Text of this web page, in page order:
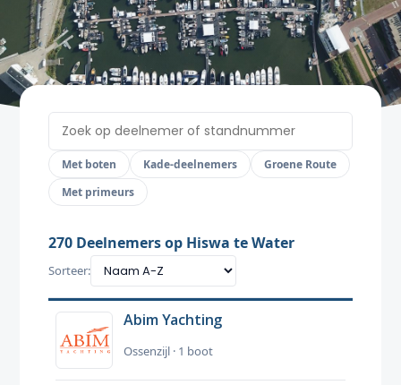
Met boten Kade-deelnemers
Groene Route
Met primeurs
270 Deelnemers op Hiswa te Water
Sorteer:
Abim Yachting
Ossenzijl · 1 boot